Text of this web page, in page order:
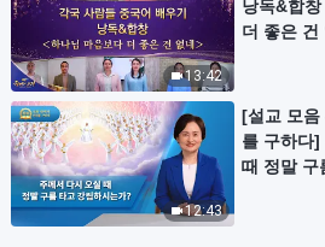
6:19
합창 찬양 ＜하
하나님 나라가
네＞ 하나님이
음을 찬양하세
7:54
합창 찬양 ＜하나님의 나라＞그리
스도의 나라가
을 찬양하네
13:42
낭독&합
더 좋은 건
12:43
[설교 모음
를 구하다]
때 정말 구